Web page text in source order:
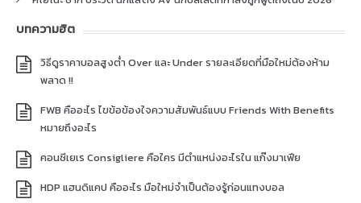
บทความฮิต
วิธีดูราคาบอลสูงต่ำ Over และ Under รายละเอียดที่มือใหม่ต้องห้าม
พลาด !!
FWB คืออะไร ไขข้อข้องใจความสัมพันธ์แบบ Friends With Benefits
หมายถึงอะไร
คอนซีเยเร Consigliere คือใคร มีตำแหน่งอะไรใน แก๊งมาเฟีย
HDP แฮนดิแคป คืออะไร มือใหม่จำเป็นต้องรู้ก่อนแทงบอล